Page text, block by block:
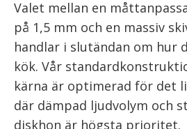
Valet mellan en
på 1,5 mm och en massiv
handlar i slutändan om hur
kök. Vår
kärna är optimerad för det
där dämpad ljudvolym och
diskhon är högsta prioritet.